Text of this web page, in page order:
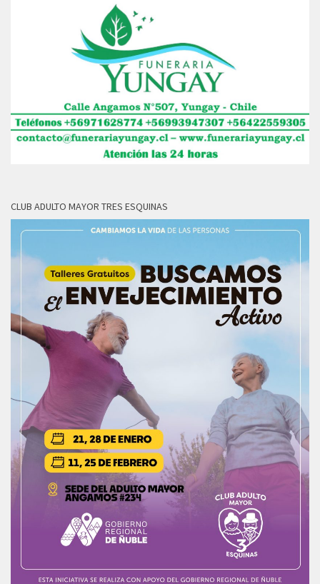
CLUB ADULTO MAYOR TRES ESQUINAS